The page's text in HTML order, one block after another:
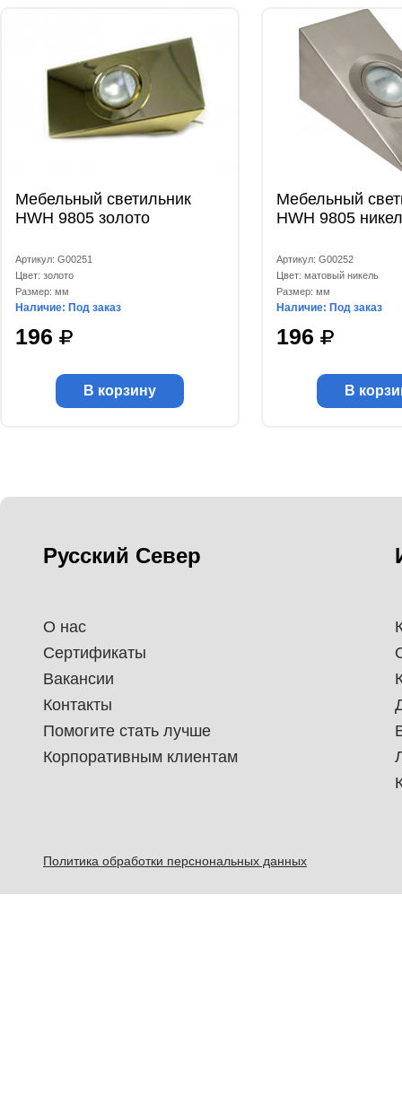
Мебельный светильник
HWH 9805 золото
Артикул: G00251
Цвет: золото
Размер: мм
Наличие: Под заказ
196
В корзину
Мебельный
HWH 9805
Артикул: G00252
Цвет: матовый никель
Размер: мм
Наличие: Под заказ
196
В
Русский Север
О нас
Сертификаты
Вакансии
Контакты
Помогите стать лучше
Корпоративным клиентам
Политика обработки перснональных данных